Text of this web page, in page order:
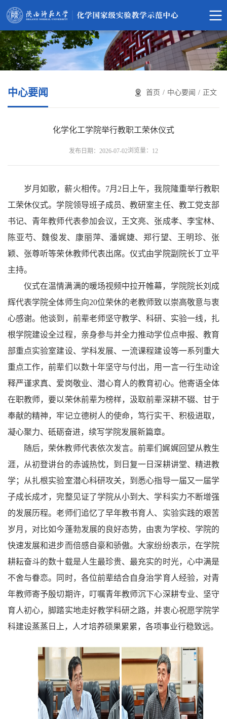
中心要闻 首页 / 中心要闻 / 正文
化学化工学院举行教职工荣休仪式
发布日期：2026-07-02浏览量： 12
岁月如歌，薪火相传。7月2日上午，我院隆重举行教职
工荣休仪式。学院领导班子成员、教研室主任、教工党支部
书记、青年教师代表参加会议，王文亮、张成孝、李宝林、
陈亚芍、魏俊发、康丽萍、潘娓婕、郑行望、王明珍、张
颖、张尊听等荣休教师代表出席。仪式由学院副院长丁立平
主持。
仪式在温情满满的暖场视频中拉开帷幕，学院院长刘成
辉代表学院全体师生向20位荣休的老教师致以崇高敬意与衷
心感谢。他谈到，前辈老师坚守教学、科研、实验一线，扎
根学院建设全过程，亲身参与并全力推动学位点申报、教育
部重点实验室建设、学科发展、一流课程建设等一系列重大
重点工作，前辈们以数十年坚守与付出，用一言一行生动诠
释严谨求真、爱岗敬业、潜心育人的教育初心。他寄语全体
在职教师，要以荣休前辈为榜样，汲取前辈深耕不辍、甘于
奉献的精神，牢记立德树人的使命，笃行实干、积极进取，
凝心聚力、砥砺奋进，续写学院发展新篇章。
随后，荣休教师代表依次发言。前辈们娓娓回望从教生
涯，从初登讲台的赤诚热忱，到日复一日深耕讲堂、精进教
学；从扎根实验室潜心科研攻关，到悉心指导一届又一届学
子成长成才，完整见证了学院从小到大、学科实力不断增强
的发展历程。老师们追忆了早年教书育人、实验实践的艰苦
岁月，对比如今蓬勃发展的良好态势，由衷为学校、学院的
快速发展和进步而倍感自豪和骄傲。大家纷纷表示，在学院
耕耘奋斗的数十载是人生最珍贵、最充实的时光，心中满是
不舍与眷恋。同时，各位前辈结合自身治学育人经验，对青
年教师寄予殷切期许，叮嘱青年教师沉下心深耕专业、坚守
育人初心，脚踏实地走好教学科研之路，并衷心祝愿学院学
科建设蒸蒸日上，人才培养硕果累累，各项事业行稳致远。